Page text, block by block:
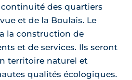
continuité des quartiers
et de la Boulais. Le
la construction de
et de services. Ils seront
territoire naturel et
qualités écologiques.